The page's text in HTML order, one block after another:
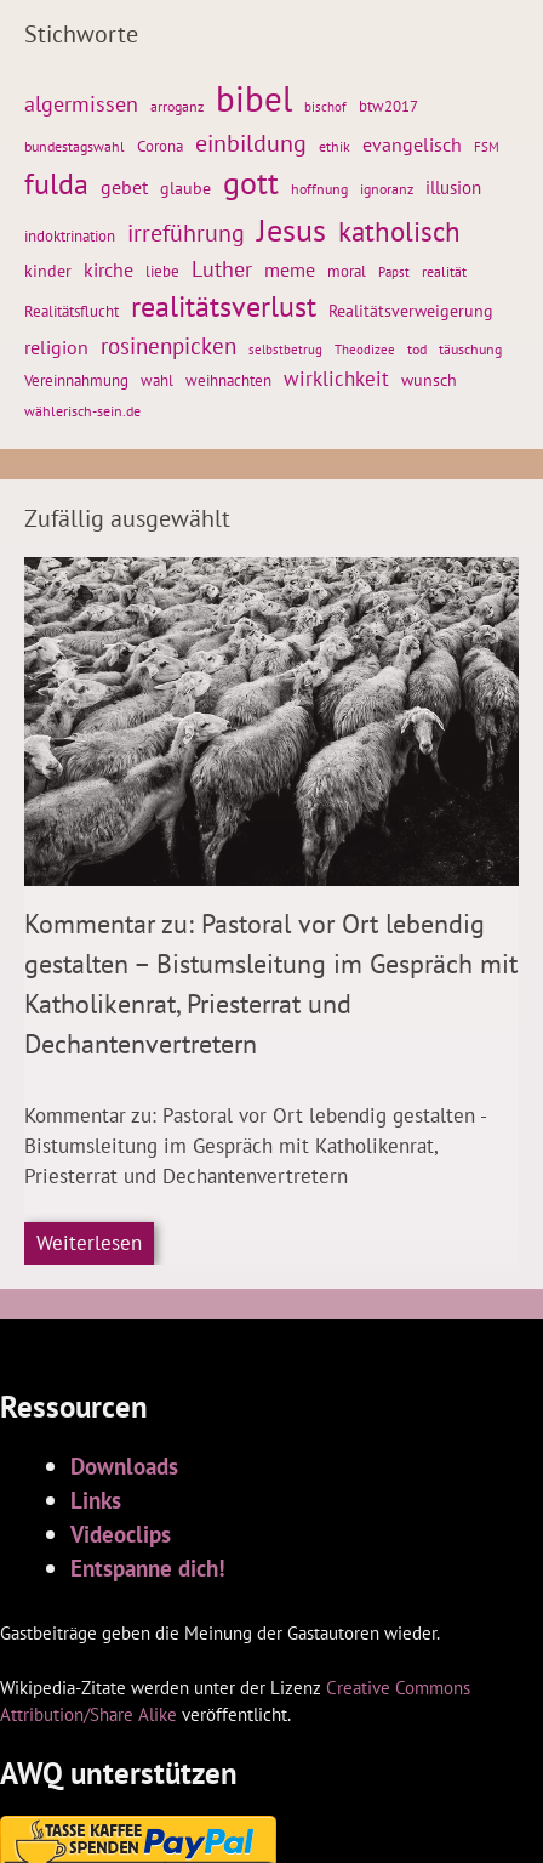
Stichworte
algermissen arroganz bibel bischof btw2017
bundestagswahl Corona einbildung ethik evangelisch FSM
fulda gebet glaube gott hoffnung ignoranz illusion
indoktrination irreführung Jesus katholisch
kinder kirche liebe Luther meme moral Papst realität
Realitätsflucht realitätsverlust Realitätsverweigerung
religion rosinenpicken selbstbetrug Theodizee tod täuschung
Vereinnahmung wahl weihnachten wirklichkeit wunsch
wählerisch-sein.de
Zufällig ausgewählt
Kommentar zu: Pastoral vor Ort lebendig
gestalten – Bistumsleitung im Gespräch mit
Katholikenrat, Priesterrat und
Dechantenvertretern
Kommentar zu: Pastoral vor Ort lebendig gestalten -
Bistumsleitung im Gespräch mit Katholikenrat,
Priesterrat und Dechantenvertretern
Weiterlesen
Ressourcen
Downloads
Links
Videoclips
Entspanne dich!
Gastbeiträge geben die Meinung der Gastautoren wieder.
Wikipedia-Zitate werden unter der Lizenz Creative Commons
Attribution/Share Alike veröffentlicht.
AWQ unterstützen